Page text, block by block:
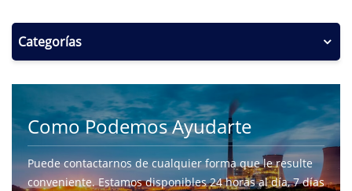
Categorías
Como Podemos Ayudarte
Puede contactarnos de cualquier forma que le resulte
conveniente. Estamos disponibles 24 horas al día, 7 días